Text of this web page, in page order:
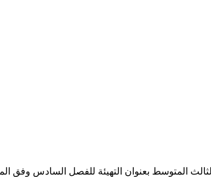
المتوسط بعنوان التهيئة للفصل السادس وفق